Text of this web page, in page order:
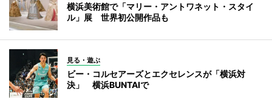
横浜美術館で「マリー・アントワネット・スタイ
ル」展 世界初公開作品も
見る・遊ぶ
ビー・コルセアーズとエクセレンスが「横浜対
決」 横浜BUNTAIで